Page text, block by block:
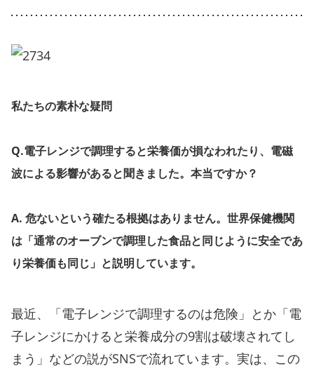
私たちの素朴な疑問
Q.電子レンジで調理すると栄養価が損なわれたり、電磁
波による影響があると聞きました。本当ですか？
A. 危ないという確たる根拠はありません。世界保健機関
は「通常のオーブンで調理した食品と同じように安全であ
り栄養価も同じ」と説明しています。
最近、「電子レンジで調理するのは危険」とか「電
子レンジにかけると栄養成分の9割は破壊されてし
まう」などの説がSNSで流れています。実は、この